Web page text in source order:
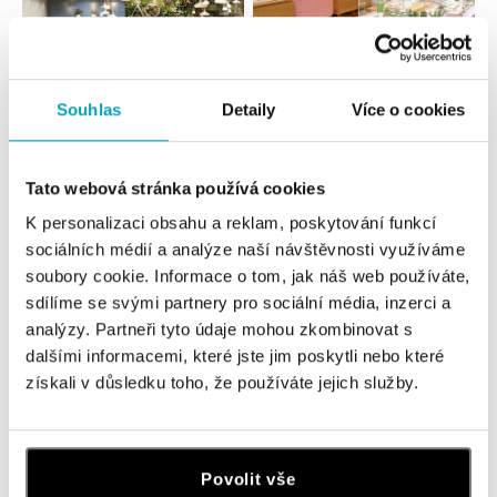
Souhlas Detaily Více o cookies
Tato webová stránka používá cookies
K personalizaci obsahu a reklam, poskytování funkcí
sociálních médií a analýze naší návštěvnosti využíváme
soubory cookie. Informace o tom, jak náš web používáte,
sdílíme se svými partnery pro sociální média, inzerci a
analýzy. Partneři tyto údaje mohou zkombinovat s
dalšími informacemi, které jste jim poskytli nebo které
získali v důsledku toho, že používáte jejich služby.
Povolit vše
Všechny Slovensko
ALOve OC Nový Smíchov, Praha 5
tel.: +420736509250
dnes otevřeno od 09:00
ALOve OC Olympia, Brno
U Dálnice 777, 664 42 Brno
tel.: +420604389337
dnes otevřeno od 09:00
ALOve Westfield Černý most, Praha 9
Chlumecká 765/6, 198 19 Praha 9